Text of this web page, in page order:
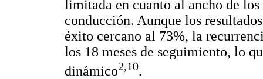
limitada en cuanto al ancho de
conducción. Aunque los
éxito cercano al 73%, la
los 18 meses de seguimiento, lo
dinámico2,10.